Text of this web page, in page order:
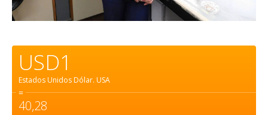
USD1
Estados Unidos Dólar. USA
=
40,28